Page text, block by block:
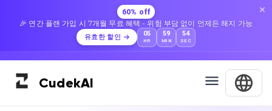
60% off
🎉 연간 플랜 가입 시 7개월 무료 혜택 - 위험 부담 없이 언제든 해지 가능
유효한 할인 05
HR
59
MIN
53
SEC
CudekAI